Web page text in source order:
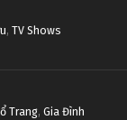
, TV Shows
Trang, Gia Đình